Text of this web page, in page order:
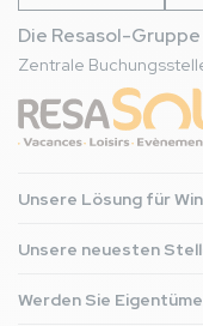
Die Resasol-Gruppe
Zentrale
Unsere Lösung für
Unsere neuesten
Werden Sie